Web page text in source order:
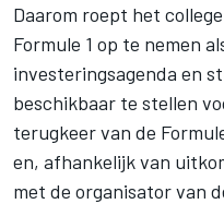
Daarom roept het
Formule 1 op te nemen
investeringsagenda en
beschikbaar te stellen
terugkeer van de
en, afhankelijk van
met de organisator van